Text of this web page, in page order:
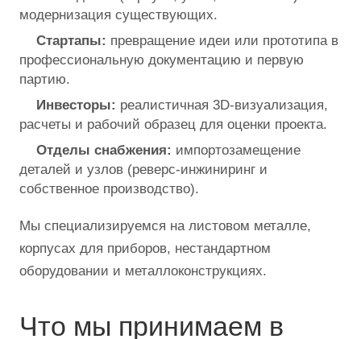
модернизация существующих.
Стартапы: превращение идеи или прототипа в
профессиональную документацию и первую
партию.
Инвесторы: реалистичная 3D-визуализация,
расчеты и рабочий образец для оценки проекта.
Отделы снабжения: импортозамещение
деталей и узлов (реверс-инжиниринг и
собственное производство).
Мы специализируемся на листовом металле,
корпусах для приборов, нестандартном
оборудовании и металлоконструкциях.
Что мы принимаем в